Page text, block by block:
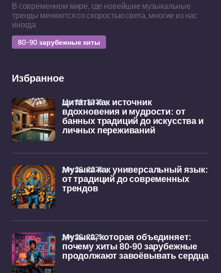
В современном мире, где новейшие музыкальные
тренды меняются со скоростью света, многие из нас
иногда
80-90 зарубежные хиты
Избранное
Цитаты как источник
вдохновения и мудрости: от
банных традиций до искусства и
личных переживаний
дек 29, 2025
Музыка как универсальный язык:
от традиций до современных
трендов
дек 29, 2025
Музыка, которая объединяет:
почему хиты 80-90 зарубежные
продолжают завоёвывать сердца
дек 22, 2025